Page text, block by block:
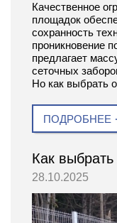
Качественное
площадок
сохранность
проникновение
предлагает
сеточных
Но как выбрать
ПОДРОБНЕЕ
Как
28.10.2025